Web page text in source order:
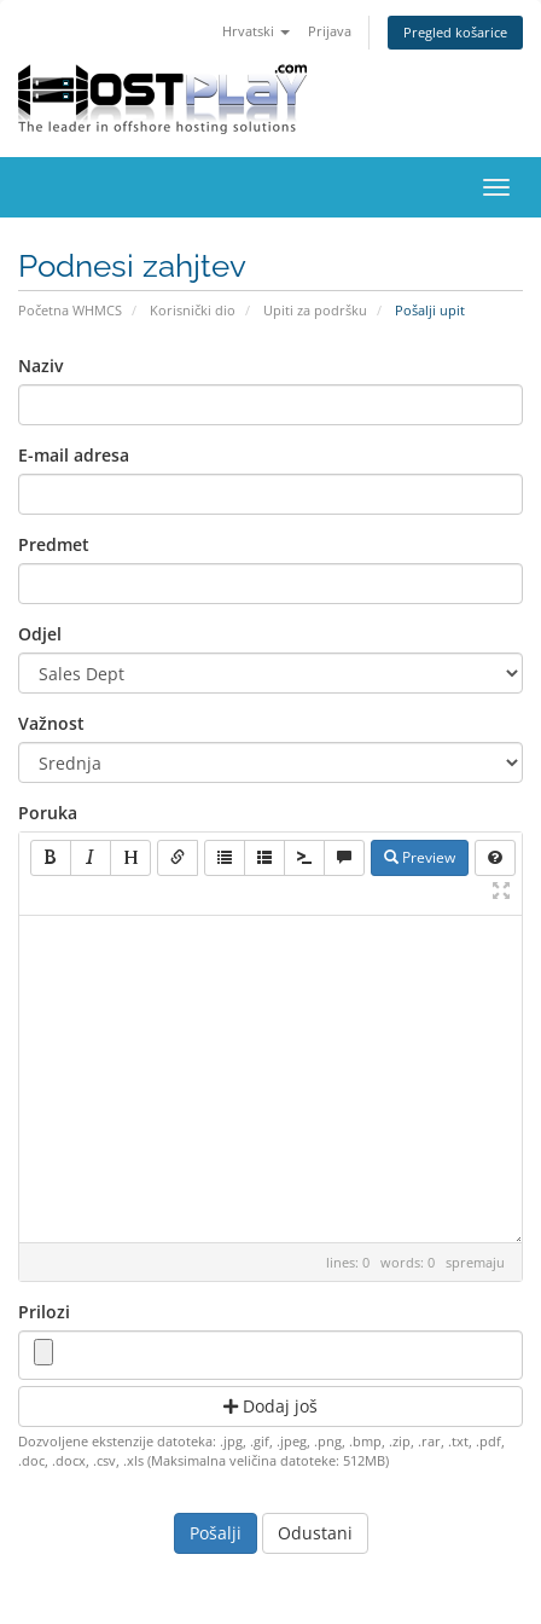
Hrvatski Prijava Pregled košarice
Podnesi zahjtev
Početna WHMCS Korisnički dio Upiti za podršku Pošalji upit
Naziv
E-mail adresa
Predmet
Odjel
Važnost
Poruka
Preview
lines: 0 words: 0 spremaju
Prilozi
Dodaj još
Dozvoljene ekstenzije datoteka: .jpg, .gif, .jpeg, .png, .bmp, .zip, .rar, .txt, .pdf,
.doc, .docx, .csv, .xls (Maksimalna veličina datoteke: 512MB)
Odustani